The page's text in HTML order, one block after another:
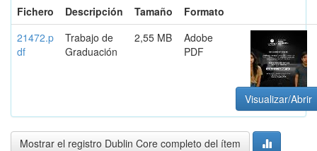
Fichero
Descripción Tamaño
Formato
21472.p
df
Trabajo de
Graduación
2,55 MB
Adobe
PDF
Visualizar/Abrir
Mostrar el registro Dublin Core completo del ítem